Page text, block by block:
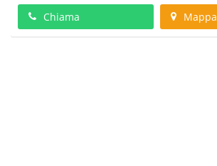
Chiama Mappa